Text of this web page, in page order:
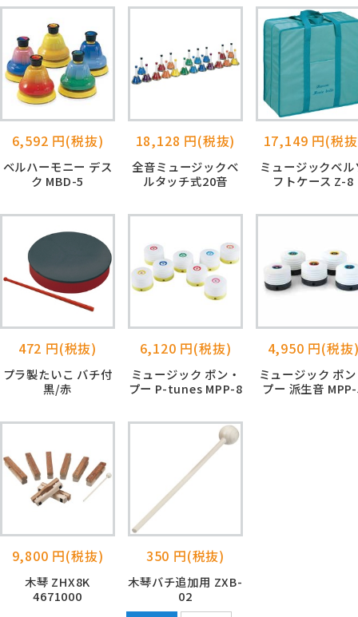
6,592 円(税抜)
ベルハーモニー デス
ク MBD-5
18,128 円(税抜)
全音ミュージックベ
ルタッチ式20音
17,149 円(税
ミュージックベル
フトケース Z-8
472 円(税抜)
プラ製たいこ バチ付
黒/赤
6,120 円(税抜)
ミュージック ポン・
プー P-tunes MPP-8
4,950 円(税抜
ミュージック ポ
プー 派生音
9,800 円(税抜)
木琴 ZHX8K
4671000
350 円(税抜)
木琴バチ追加用 ZXB-
02